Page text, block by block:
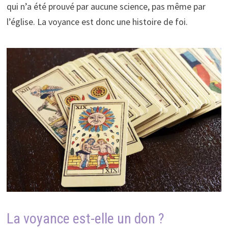
qui n’a été prouvé par aucune science, pas même par
l’église. La voyance est donc une histoire de foi.
La voyance est-elle un don ?